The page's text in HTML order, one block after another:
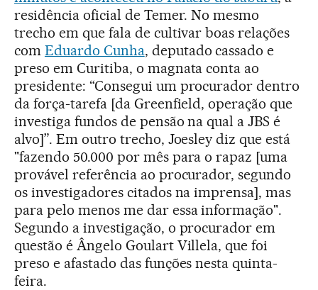
residência oficial de Temer. No mesmo
trecho em que fala de cultivar boas relações
com Eduardo Cunha, deputado cassado e
preso em Curitiba, o magnata conta ao
presidente: “Consegui um procurador dentro
da força-tarefa [da Greenfield, operação que
investiga fundos de pensão na qual a JBS é
alvo]”. Em outro trecho, Joesley diz que está
"fazendo 50.000 por mês para o rapaz [uma
provável referência ao procurador, segundo
os investigadores citados na imprensa], mas
para pelo menos me dar essa informação".
Segundo a investigação, o procurador em
questão é Ângelo Goulart Villela, que foi
preso e afastado das funções nesta quinta-
feira.